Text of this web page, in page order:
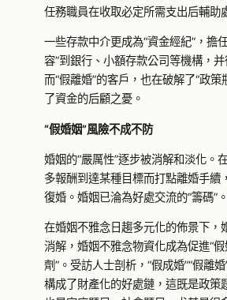
任務職員在收取必定所需支出后輔助
一些存款中介更成為“資金經紀”，擔
容”到銀行、小額存款公司等機構，并
而“假離婚”的客戶，也在破解了“政策
了資金的后顧之憂。
“假婚姻”風險不成不防
婚姻的“嚴厲性”逐步被消解和淡化。
多報酬到達某種目標而打點離婚手續
復婚。婚姻已淪為好處交流的“籌碼”。
在婚姻不雅念日趨多元化的佈景下，
消解，婚姻不雅念物資化成為促進“假
劑”。受訪人士剖析，“假成婚”“假離
構成了財產化的好處鏈，這既是政策